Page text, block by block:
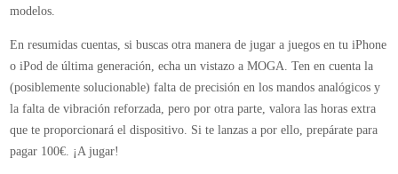
que te proporcionará el dispositivo. Si te lanzas a por ello, prepárate para
El artículoMOGA ACE POWER Controller: convierte tu iPhone o iPod
en una consola portátilse publicó enGamerZona .